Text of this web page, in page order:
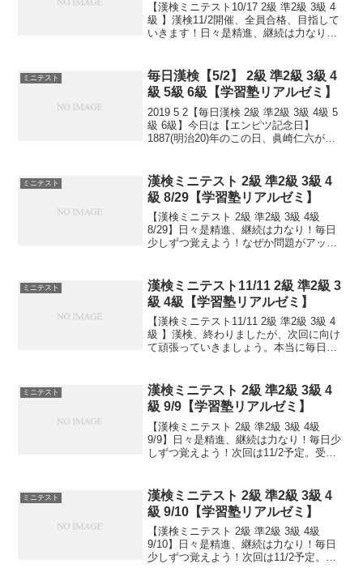
【漢検ミニテスト10/17 2級 準2級 3級 4
級 】漢検11/2開催、全員合格、目指して
いきます！日々是精進、継続は力なり！
ミニテスト
毎日漢検【5/2】 2級 準2級 3級 4
級 5級 6級【学習塾リアルゼミ】
2019 5 2【毎日漢検 2級 準2級 3級 4級 5
級 6級】今日は【エンピツ記念日】
1887(明治20)年のこの日、眞崎仁六が東
産が始った、とされていますが、...
ミニテスト
漢検ミニテスト 2級 準2級 3級 4
級 8/29【学習塾リアルゼミ】
【漢検ミニテスト 2級 準2級 3級 4級
8/29】日々是精進、継続は力なり！毎日
少しずつ覚えよう！なぜか問題がアップ
ミニテスト
漢検ミニテスト11/11 2級 準2級 3
級 4級【学習塾リアルゼミ】
【漢検ミニテスト11/11 2級 準2級 3級 4
級 】漢検、終わりましたが、次回に向け
て頑張っていきましょう。本当に毎日の
千里の道も一歩から。日々是精進、継続
は力なり...
ミニテスト
漢検ミニテスト 2級 準2級 3級 4
級 9/9【学習塾リアルゼミ】
【漢検ミニテスト 2級 準2級 3級 4級
9/9】日々是精進、継続は力なり！毎日少
しずつ覚えよう！次回は11/2予定。受け
ミニテスト
漢検ミニテスト 2級 準2級 3級 4
級 9/10【学習塾リアルゼミ】
【漢検ミニテスト 2級 準2級 3級 4級
9/10】日々是精進、継続は力なり！毎日
少しずつ覚えよう！次回は11/2予定。受